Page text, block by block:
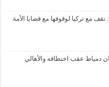
مع تركيا لوقوفها مع قضايا الأمة
دمياط عقب اختطافه والأهالي